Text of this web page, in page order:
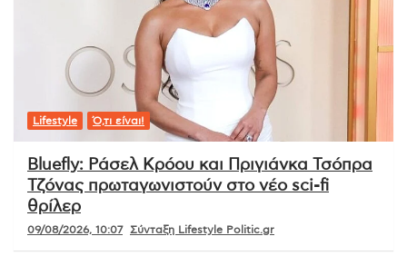
Lifestyle Ό,τι είναι!
Bluefly: Ράσελ Κρόου και Πριγιάνκα Τσόπρα
Τζόνας πρωταγωνιστούν στο νέο sci-fi
θρίλερ
09/08/2026, 10:07 Σύνταξη Lifestyle Politic.gr